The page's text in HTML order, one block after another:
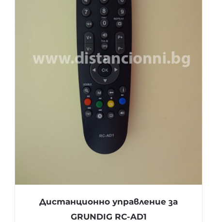
Дистанционно управление за
GRUNDIG RC-AD1